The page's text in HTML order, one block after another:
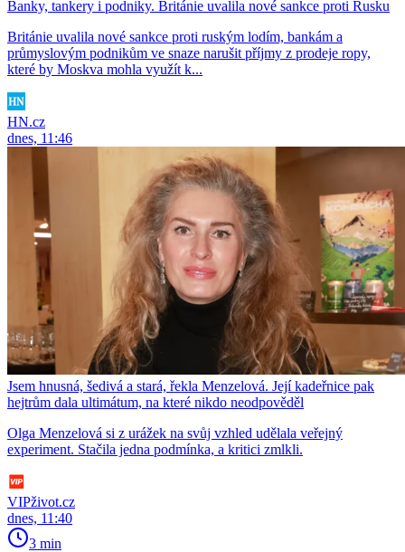
Banky, tankery i podniky. Británie uvalila nové sankce proti Rusku
Británie uvalila nové sankce proti ruským lodím, bankám a
průmyslovým podnikům ve snaze narušit příjmy z prodeje ropy,
které by Moskva mohla využít k...
HN.cz
dnes, 11:46
Jsem hnusná, šedivá a stará, řekla Menzelová. Její kadeřnice pak
hejtrům dala ultimátum, na které nikdo neodpověděl
Olga Menzelová si z urážek na svůj vzhled udělala veřejný
experiment. Stačila jedna podmínka, a kritici zmlkli.
VIPživot.cz
dnes, 11:40
3 min